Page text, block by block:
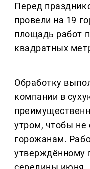
Перед
провели на 19
площадь работ
квадратных
Обработку
компании в
утром, чтобы не
горожанам.
утверждённому